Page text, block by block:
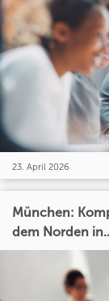
23. April 2026
München:
dem Norden